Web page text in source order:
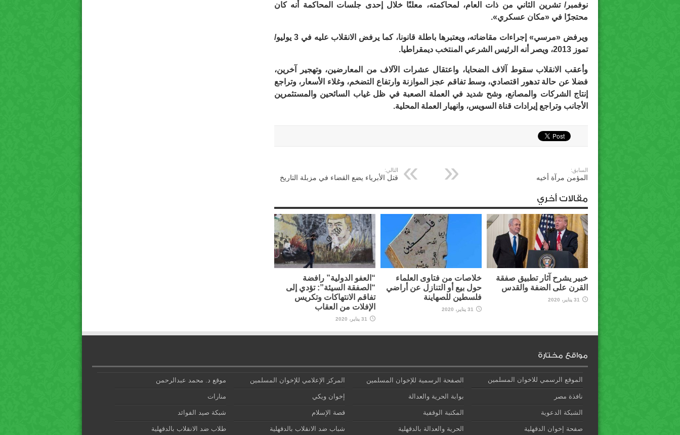
نوفمبر/ تشرين الثاني من ذات العام، لمحاكمته، معلنًا خلال إحدى جلسات المحاكمة أنه كان
محتجزًا في «مكان عسكري».
ويرفض «مرسي» إجراءات مقاضاته، ويعتبرها باطلة قانونا، كما يرفض الانقلاب عليه في 3 يوليو/
تموز 2013، ويصر أنه الرئيس الشرعي المنتخب ديمقراطيا.
وأعقب الانقلاب سقوط آلاف الضحايا، واعتقال عشرات الآلاف من المعارضين، وتهجير آخرين،
فضلا عن حالة تدهور اقتصادي، وسط تفاقم عجز الموازنة وارتفاع التضخم، وغلاء الأسعار، وتراجع
إنتاج الشركات والمصانع، وشح شديد في العملة الصعبة في ظل غياب السائحين والمستثمرين
الأجانب وتراجع إيرادات قناة السويس، وانهيار العملة المحلية.
السابق:
المؤمن مرآة أخيه
التالي:
قتل الأبرياء يضع القضاء في مزبلة التاريخ
مقالات أخري
خبير يشرح آثار تطبيق صفقة
القرن على الضفة والقدس
31 يناير، 2020
خلاصات من فتاوى العلماء
حول بيع أو التنازل عن أراضي
فلسطين للصهاينة
31 يناير، 2020
“العفو الدولية” رافضة
“الصفقة السيئة”: تؤدي إلى
تفاقم الانتهاكات وتكريس
الإفلات من العقاب
31 يناير، 2020
مواقع مختارة
الموقع الرسمي للاخوان المسلمين الصفحة الرسمية للإخوان المسلمين المركز الإعلامي للإخوان المسلمين موقع د. محمد عبدالرحمن
نافذة مصر بوابة الحرية والعدالة إخوان ويكي منارات
الشبكة الدعوية المكتبة الوقفية قصة الإسلام شبكة صيد الفوائد
صفحة إخوان الدقهلية الحرية والعدالة بالدقهلية شباب ضد الانقلاب بالدقهلية طلاب ضد الانقلاب بالدقهلية